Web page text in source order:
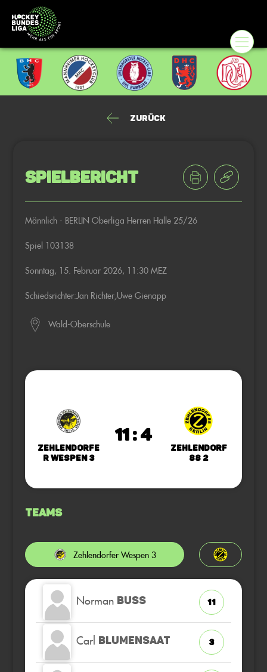
Zurück
Spielbericht
Männlich - BERLIN Oberliga Herren Halle 25/26
Spiel 103138
Sonntag, 15. Februar 2026, 11:30 MEZ
Schiedsrichter:Jan Richter,Uwe Gienapp
Wald-Oberschule
Zehlendorfe
r Wespen 3
11 : 4
Zehlendorf
88 2
Teams
Zehlendorfer Wespen 3
Norman BUSS 11
Carl BLUMENSAAT 3